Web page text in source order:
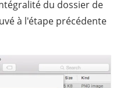
du dossier de
à l'étape précédente